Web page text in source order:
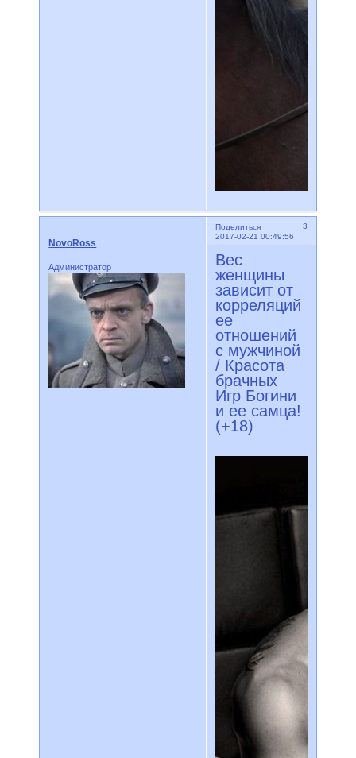
Поделиться
3
2017-02-21 00:49:56
NovoRoss
Администратор
Вес
женщины
зависит от
корреляций
ее
отношений
с мужчиной
/ Красота
брачных
Игр Богини
и ее самца!
(+18)